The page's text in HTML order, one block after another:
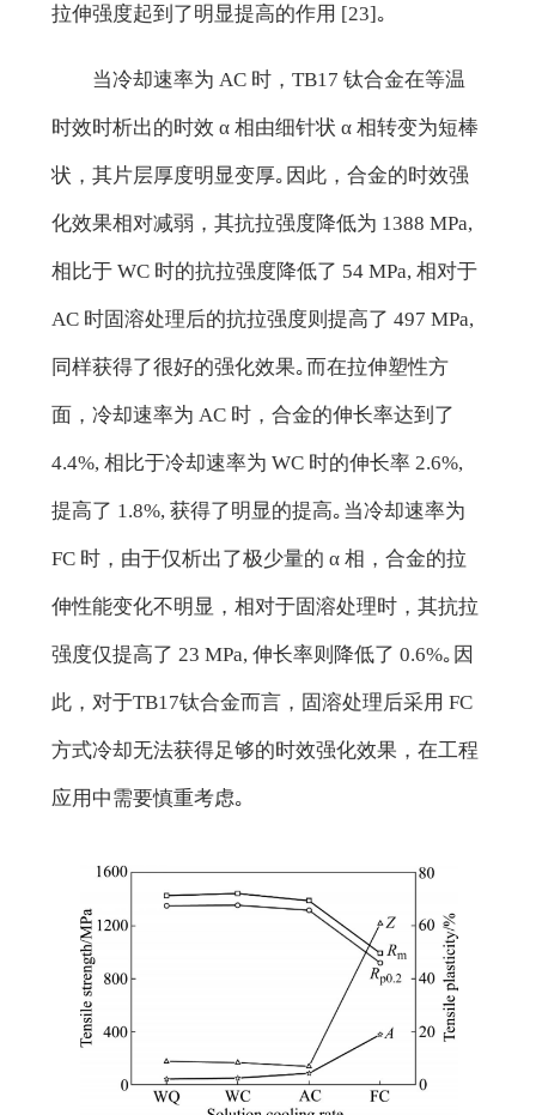
拉伸强度起到了明显提高的作用 [23]｡
当冷却速率为 AC 时，TB17 钛合金在等温
时效时析出的时效 α 相由细针状 α 相转变为短棒
状，其片层厚度明显变厚｡因此，合金的时效强
化效果相对减弱，其抗拉强度降低为 1388 MPa,
相比于 WC 时的抗拉强度降低了 54 MPa, 相对于
AC 时固溶处理后的抗拉强度则提高了 497 MPa,
同样获得了很好的强化效果｡而在拉伸塑性方
面，冷却速率为 AC 时，合金的伸长率达到了
4.4%, 相比于冷却速率为 WC 时的伸长率 2.6%,
提高了 1.8%, 获得了明显的提高｡当冷却速率为
FC 时，由于仅析出了极少量的 α 相，合金的拉
伸性能变化不明显，相对于固溶处理时，其抗拉
强度仅提高了 23 MPa, 伸长率则降低了 0.6%｡因
此，对于TB17钛合金而言，固溶处理后采用 FC
方式冷却无法获得足够的时效强化效果，在工程
应用中需要慎重考虑｡